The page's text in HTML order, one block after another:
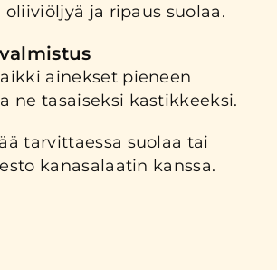
ja ripaus suolaa.
ainekset pieneen
ne tasaiseksi kastikkeeksi.
tarvittaessa suolaa tai
kanasalaatin kanssa.